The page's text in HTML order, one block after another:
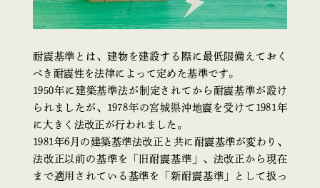
耐震基準とは、建物を建設する際に最低限備えておく
べき耐震性を法律によって定めた基準です。
1950年に建築基準法が制定されてから耐震基準が設け
られましたが、1978年の宮城県沖地震を受けて1981年
に大きく法改正が行われました。
1981年6月の建築基準法改正と共に耐震基準が変わり、
法改正以前の基準を「旧耐震基準」、法改正から現在
まで適用されている基準を「新耐震基準」として扱っ